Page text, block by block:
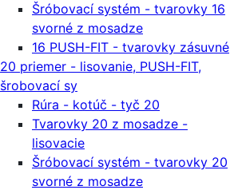
Šróbovací systém - tvarovky 16
svorné z mosadze
16 PUSH-FIT - tvarovky zásuvné
20 priemer - lisovanie, PUSH-FIT,
šrobovací sy
Rúra - kotúč - tyč 20
Tvarovky 20 z mosadze -
lisovacie
Šróbovací systém - tvarovky 20
svorné z mosadze